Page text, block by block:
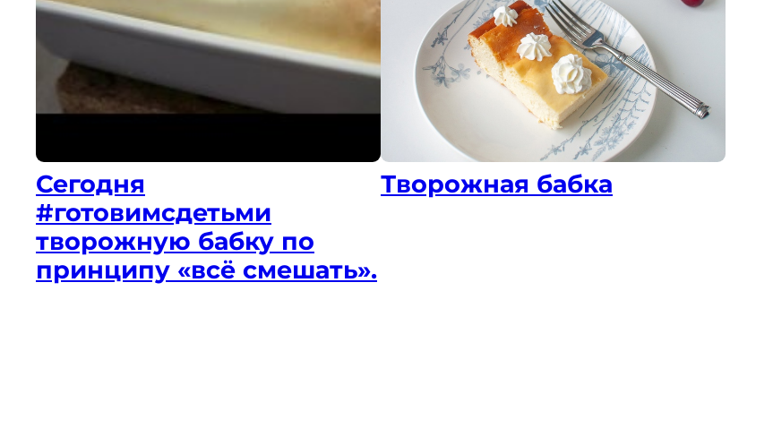
Сегодня
#готовимсдетьми
творожную бабку по
принципу «всё смешать».
Творожная бабка